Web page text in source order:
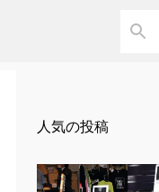
人気の投稿